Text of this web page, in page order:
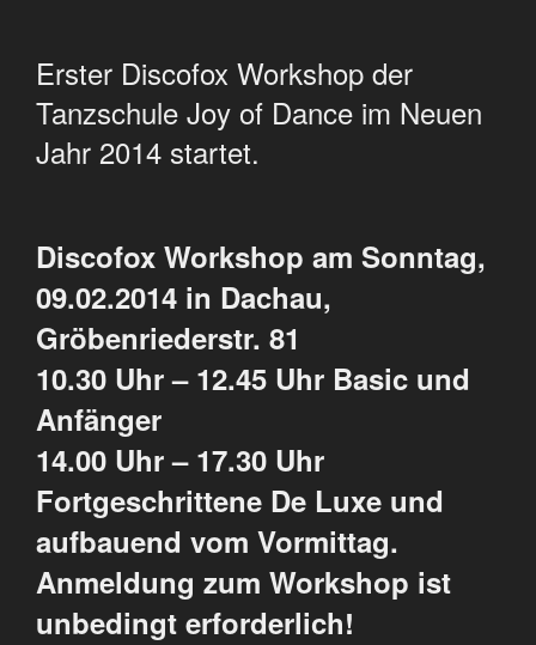
Erster Discofox Workshop der
Tanzschule Joy of Dance im Neuen
Jahr 2014 startet.
Discofox Workshop am Sonntag,
09.02.2014 in Dachau,
Gröbenriederstr. 81
10.30 Uhr – 12.45 Uhr Basic und
Anfänger
14.00 Uhr – 17.30 Uhr
Fortgeschrittene De Luxe und
aufbauend vom Vormittag.
Anmeldung zum Workshop ist
unbedingt erforderlich!